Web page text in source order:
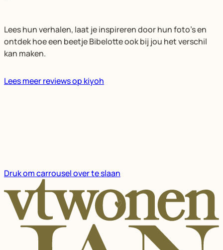
Lees hun verhalen, laat je inspireren door hun foto’s en
ontdek hoe een beetje Bibelotte ook bij jou het verschil
kan maken.
Lees meer reviews op kiyoh
Druk om carrousel over te slaan